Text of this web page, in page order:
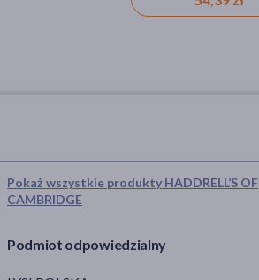
Pokaż wszystkie produkty HADDRELL’S OF
CAMBRIDGE
Podmiot odpowiedzialny